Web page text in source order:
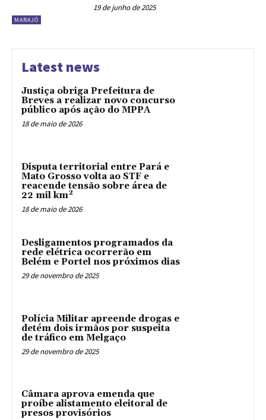
MARAJÓ
19 de junho de 2025
Latest news
Justiça obriga Prefeitura de
Breves a realizar novo concurso
público após ação do MPPA
18 de maio de 2026
Disputa territorial entre Pará e
Mato Grosso volta ao STF e
reacende tensão sobre área de
22 mil km²
18 de maio de 2026
Desligamentos programados da
rede elétrica ocorrerão em
Belém e Portel nos próximos dias
29 de novembro de 2025
Polícia Militar apreende drogas e
detém dois irmãos por suspeita
de tráfico em Melgaço
29 de novembro de 2025
Câmara aprova emenda que
proíbe alistamento eleitoral de
presos provisórios